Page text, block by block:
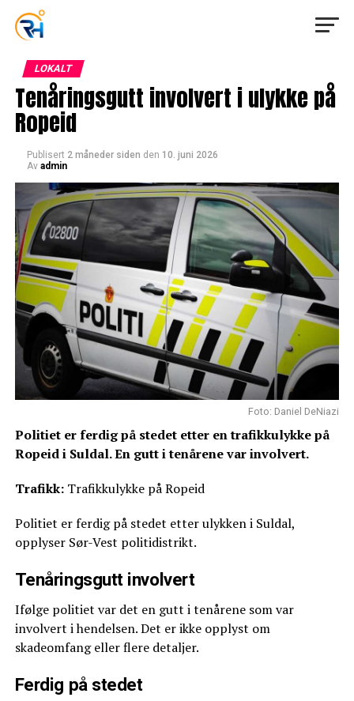
LOKALT
Tenåringsgutt involvert i ulykke på
Ropeid
Publisert 2 måneder siden den 10. juni 2026
Av admin
Foto: Daniel DeNiazi
Politiet er ferdig på stedet etter en trafikkulykke på
Ropeid i Suldal. En gutt i tenårene var involvert.
Trafikk:Trafikkulykke på Ropeid
Politiet er ferdig på stedet etter ulykken i Suldal,
opplyser Sør-Vest politidistrikt.
Tenåringsgutt involvert
Ifølge politiet var det en gutt i tenårene som var
involvert i hendelsen. Det er ikke opplyst om
skadeomfang eller flere detaljer.
Ferdig på stedet